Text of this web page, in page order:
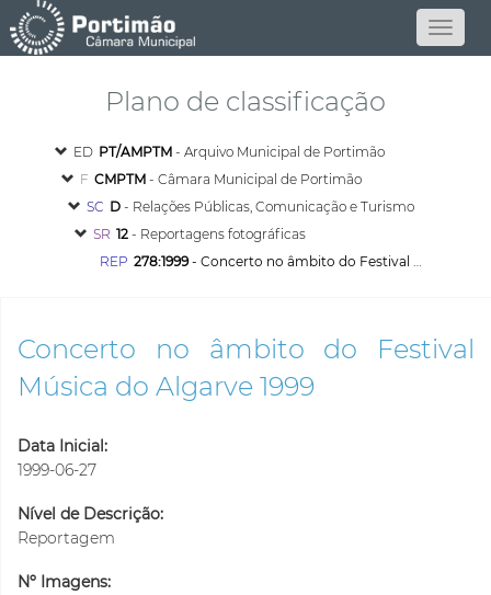
Plano de classificação
ED PT/AMPTM - Arquivo Municipal de Portimão
F CMPTM - Câmara Municipal de Portimão
SC D - Relações Públicas, Comunicação e Turismo
SR 12 - Reportagens fotográficas
REP 278:1999- Concerto no âmbito do Festival Música do Algarve 1999
Concerto no âmbito do Festival
Música do Algarve 1999
Data Inicial:
1999-06-27
Nível de Descrição:
Reportagem
Nº Imagens: